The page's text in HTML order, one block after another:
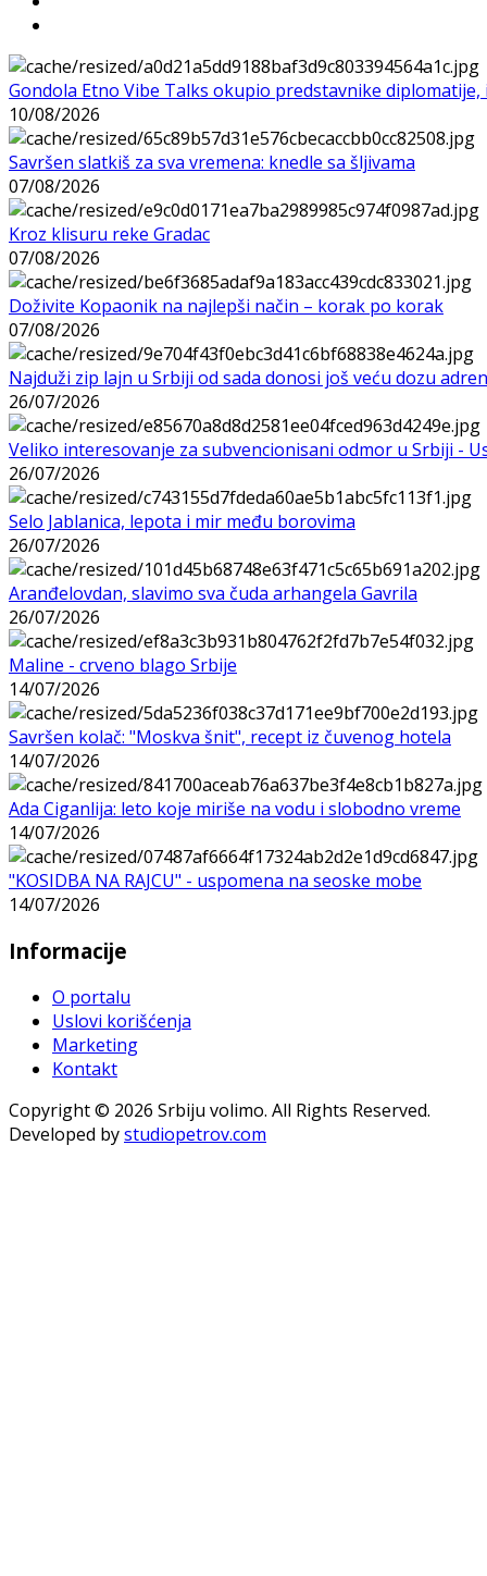
Gondola Etno Vibe Talks okupio predstavnike
10/08/2026
Savršen slatkiš za sva vremena: knedle sa šljivama
07/08/2026
Kroz klisuru reke Gradac
07/08/2026
Doživite Kopaonik na najlepši način – korak po korak
07/08/2026
Najduži zip lajn u Srbiji od sada donosi još veću dozu
26/07/2026
Veliko interesovanje za subvencionisani odmor u Srbiji -
26/07/2026
Selo Jablanica, lepota i mir među borovima
26/07/2026
Aranđelovdan, slavimo sva čuda arhangela Gavrila
26/07/2026
Maline - crveno blago Srbije
14/07/2026
Savršen kolač: "Moskva šnit", recept iz čuvenog hotela
14/07/2026
Ada Ciganlija: leto koje miriše na vodu i slobodno vreme
14/07/2026
"KOSIDBA NA RAJCU" - uspomena na seoske mobe
14/07/2026
Informacije
O portalu
Uslovi korišćenja
Marketing
Kontakt
Copyright © 2026 Srbiju volimo. All Rights Reserved.
Developed bystudiopetrov.com